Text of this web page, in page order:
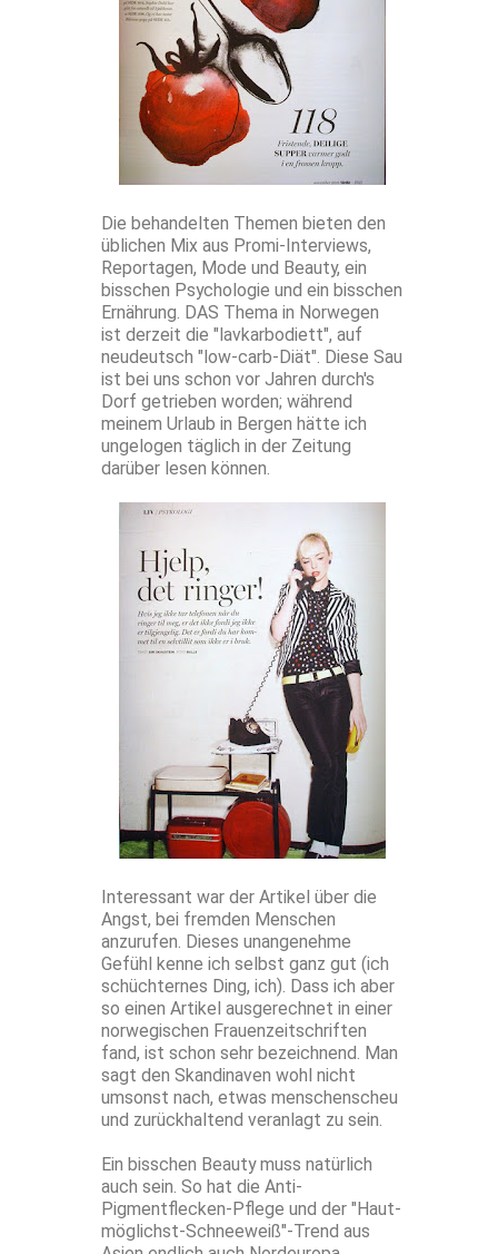
Die behandelten Themen bieten den
üblichen Mix aus Promi-Interviews,
Reportagen, Mode und Beauty, ein
bisschen Psychologie und ein bisschen
Ernährung. DAS Thema in Norwegen
ist derzeit die "lavkarbodiett", auf
neudeutsch "low-carb-Diät". Diese Sau
ist bei uns schon vor Jahren durch's
Dorf getrieben worden; während
meinem Urlaub in Bergen hätte ich
ungelogen täglich in der Zeitung
darüber lesen können.
Interessant war der Artikel über die
Angst, bei fremden Menschen
anzurufen. Dieses unangenehme
Gefühl kenne ich selbst ganz gut (ich
schüchternes Ding, ich). Dass ich aber
so einen Artikel ausgerechnet in einer
norwegischen Frauenzeitschriften
fand, ist schon sehr bezeichnend. Man
sagt den Skandinaven wohl nicht
umsonst nach, etwas menschenscheu
und zurückhaltend veranlagt zu sein.
Ein bisschen Beauty muss natürlich
auch sein. So hat die Anti-
Pigmentflecken-Pflege und der "Haut-
möglichst-Schneeweiß"-Trend aus